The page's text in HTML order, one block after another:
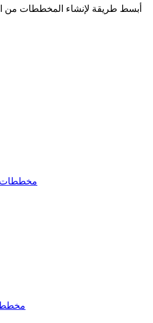
أبسط طريقة لإنشاء المخططات من
مخططات